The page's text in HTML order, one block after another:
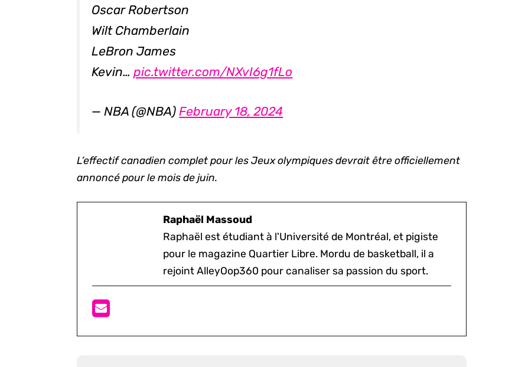
Oscar Robertson
Wilt Chamberlain
LeBron James
Kevin…pic.twitter.com/NXvI6g1fLo
— NBA (@NBA)February 18, 2024
L’effectif canadien complet pour les Jeux olympiques devrait être officiellement
annoncé pour le mois de juin.
Raphaël Massoud
Raphaël est étudiant à l'Université de Montréal, et pigiste
pour le magazine Quartier Libre. Mordu de basketball, il a
rejoint AlleyOop360 pour canaliser sa passion du sport.